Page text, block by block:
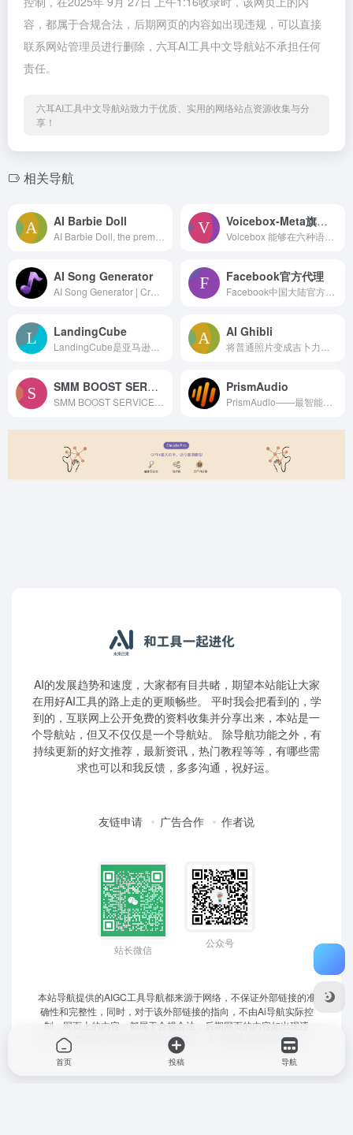
容，都属于合规合法，后期网页的内容如出现违规，可以直接
联系网站管理员进行删除，六耳AI工具中文导航站不承担任何
责任。
六耳AI工具中文导航站致力于优质、实用的网络站点资源收集与分
享！
相关导航
AI Barbie Doll Voicebox-Meta旗下语音合成模型
AI Song Generator Facebook官方代理
LandingCube AI Ghibli
SMM BOOST SERVICE. Provide Social media marketing Service PrismAudio
AI的发展趋势和速度，大家都有目共睹，期望本站能让大家
在用好AI工具的路上走的更顺畅些。 平时我会把看到的，学
到的，互联网上公开免费的资料收集并分享出来，本站是一
个导航站，但又不仅仅是一个导航站。 除导航功能之外，有
持续更新的好文推荐，最新资讯，热门教程等等，有哪些需
求也可以和我反馈，多多沟通，祝好运。
友链申请 广告合作 作者说
站长微信
公众号
本站导航提供的AIGC工具导航都来源于网络，不保证外部链接的准
确性和完整性，同时，对于该外部链接的指向，不由Ai导航实际控
制，网页上的内容，都属于合规合法，后期网页的内容如出现违
规，可以直接联系网站管理员进行删除，Ai导航不承担任何责任。
首页 投稿 导航